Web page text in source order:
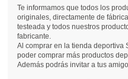
Te informamos que todos los
originales, directamente de
testeada y todos nuestros
fabricante.
Al comprar en la tienda deportiva
poder comprar más productos
Además podrás invitar a tus